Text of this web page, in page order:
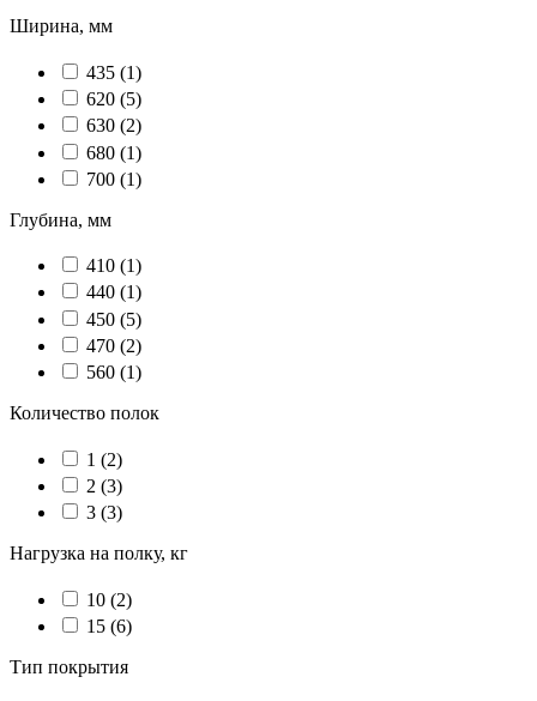
Ширина, мм
435 (1)
620 (5)
630 (2)
680 (1)
700 (1)
Глубина, мм
410 (1)
440 (1)
450 (5)
470 (2)
560 (1)
Количество полок
1 (2)
2 (3)
3 (3)
Нагрузка на полку, кг
10 (2)
15 (6)
Тип покрытия